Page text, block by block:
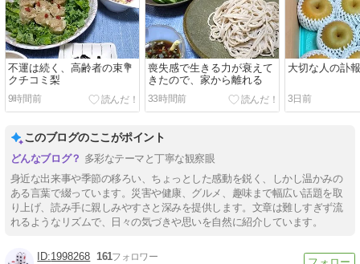
不運は続く、高齢者の束💐
クチコミ梨
9時間前
喪失感で生きる力が衰えて
きたので、家から離れる
33時間前
大切な人の訃
3日前
このブログのここがポイント
多彩なテーマと丁寧な観察眼
身近な出来事や季節の移ろい、ちょっとした感動を鋭く、しかし温かみの
ある言葉で綴っています。災害や健康、グルメ、趣味まで幅広い話題を取
り上げ、読み手に親しみやすさと深みを提供します。文章は難しすぎず流
れるようなリズムで、日々の気づきや思いを自然に紹介しています。
1998268 161